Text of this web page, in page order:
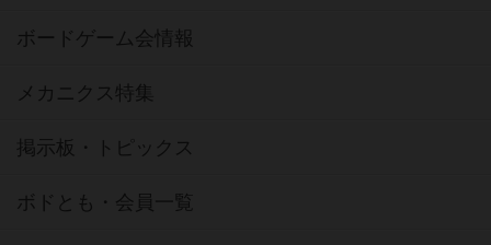
ボードゲーム会情報
メカニクス特集
掲示板・トピックス
ボドとも・会員一覧